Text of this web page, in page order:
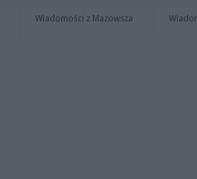
Wiadomości z Mazowsza